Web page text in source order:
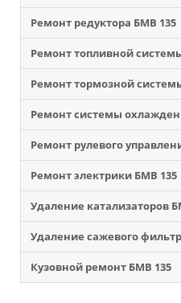
Ремонт редуктора БМВ 135
Ремонт топливной
Ремонт тормозной
Ремонт системы
Ремонт рулевого
Ремонт электрики БМВ 135
Удаление катализаторов
Удаление сажевого
Кузовной ремонт БМВ 135